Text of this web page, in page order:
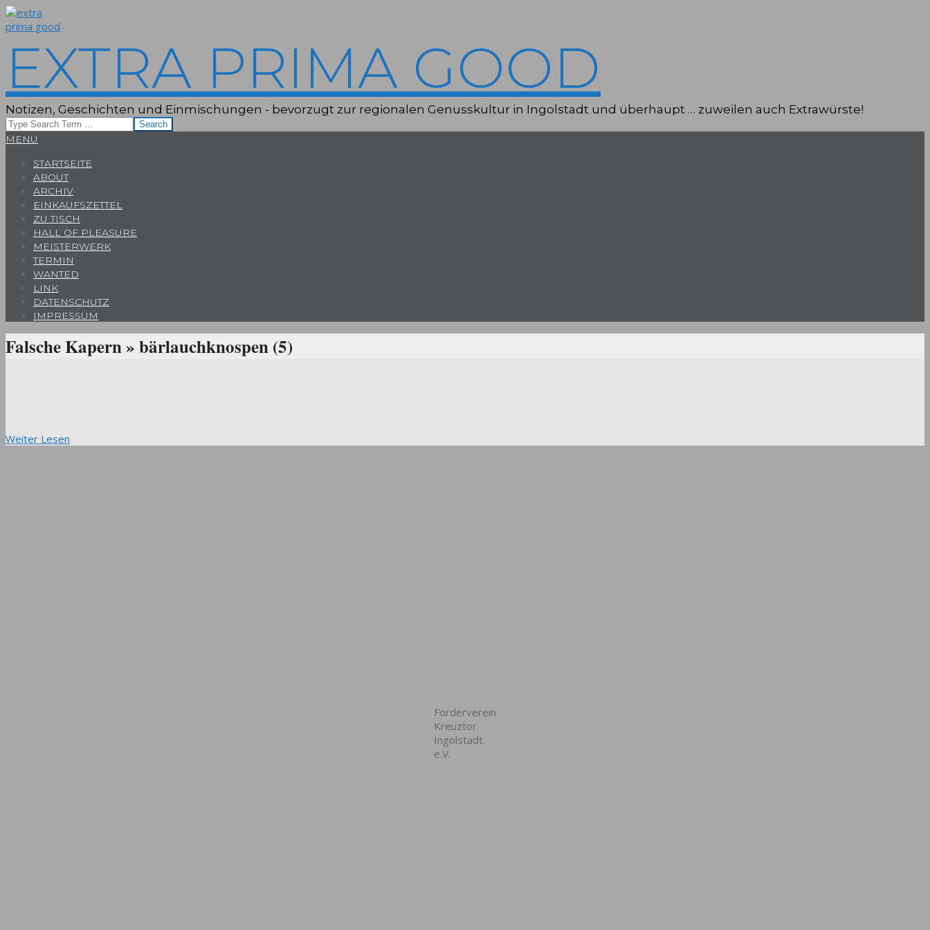
Skip
to
EXTRA PRIMA GOOD
Notizen, Geschichten und Einmischungen - bevorzugt zur regionalen Genusskultur in Ingolstadt und überhaupt … zuweilen auch Extrawürste!
Search
Primary
MENU
STARTSEITE
ABOUT
ARCHIV
EINKAUFSZETTEL
ZU TISCH
HALL OF PLEASURE
MEISTERWERK
TERMIN
WANTED
LINK
DATENSCHUTZ
IMPRESSUM
Falsche Kapern »bärlauchknospen (5)
Weiter Lesen
Förderverein
Kreuztor
Ingolstadt
e.V.